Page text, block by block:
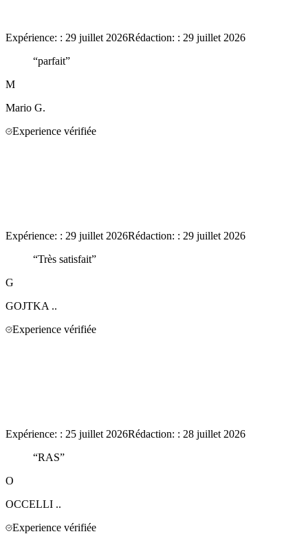
Expérience: : 29 juillet 2026Rédaction: : 29 juillet 2026
“parfait”
M
Mario G.
Experience vérifiée
Expérience: : 29 juillet 2026Rédaction: : 29 juillet 2026
“Très satisfait”
G
GOJTKA ..
Experience vérifiée
Expérience: : 25 juillet 2026Rédaction: : 28 juillet 2026
“RAS”
O
OCCELLI ..
Experience vérifiée